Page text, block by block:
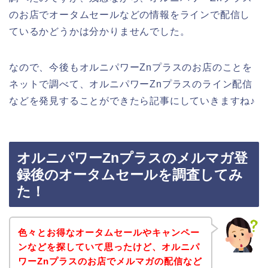
のお店でオータムセールなどの情報をラインで配信し
ているかどうかは分かりませんでした。
なので、今後もオルニパワーZnプラスのお店のことを
ネットで調べて、オルニパワーZnプラスのライン配信
などを発見することができたら記事にしていきますね♪
オルニパワーZnプラスのメルマガ登
録後のオータムセールを調査してみ
た！
色々とお得なオータムセールやキャンペー
ンなどを探していて思ったけど、オルニパ
ワーZnプラスのお店でメルマガの配信など